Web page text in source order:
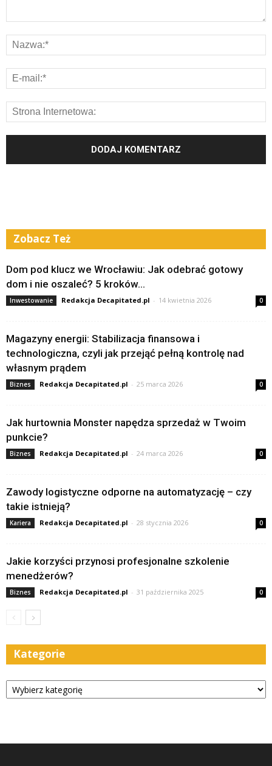
Zobacz Też
Dom pod klucz we Wrocławiu: Jak odebrać gotowy
dom i nie oszaleć? 5 kroków...
Inwestowanie Redakcja Decapitated.pl - 14 kwietnia 2026 0
Magazyny energii: Stabilizacja finansowa i
technologiczna, czyli jak przejąć pełną kontrolę nad
własnym prądem
Biznes Redakcja Decapitated.pl - 25 marca 2026 0
Jak hurtownia Monster napędza sprzedaż w Twoim
punkcie?
Biznes Redakcja Decapitated.pl - 24 marca 2026 0
Zawody logistyczne odporne na automatyzację – czy
takie istnieją?
Kariera Redakcja Decapitated.pl - 28 stycznia 2026 0
Jakie korzyści przynosi profesjonalne szkolenie
menedżerów?
Biznes Redakcja Decapitated.pl - 31 października 2025 0
Kategorie
Kategorie